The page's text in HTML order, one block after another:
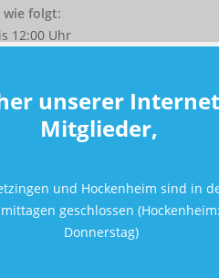
wie folgt:
12:00 Uhr
bis 16:00 Uhr
17
in Hockenheim in der
unserer
Mitglieder,
und Hockenheim sind in
geschlossen
Donnerstag)